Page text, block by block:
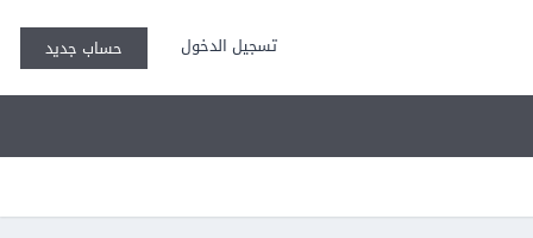
تسجيل الدخول حساب جديد